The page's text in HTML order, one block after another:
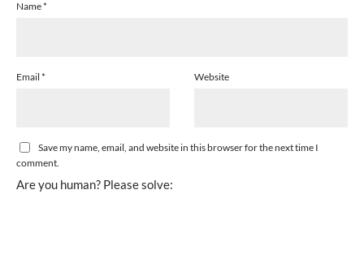
Name*
Email * Website
Save my name, email, and website in this browser for the next time I
comment.
Are you human? Please solve: